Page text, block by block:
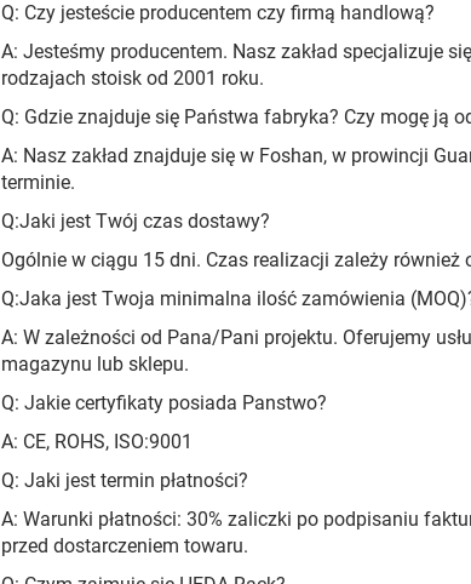
Q: Czy jesteście producentem czy firmą handlową?
A: Jesteśmy producentem. Nasz zakład specjalizuje
rodzajach stoisk od 2001 roku.
Q: Gdzie znajduje się Państwa fabryka? Czy mogę ją
A: Nasz zakład znajduje się w Foshan, w prowincji
terminie.
Q:Jaki jest Twój czas dostawy?
Ogólnie w ciągu 15 dni. Czas realizacji zależy również
Q:Jaka jest Twoja minimalna ilość zamówienia
A: W zależności od Pana/Pani projektu. Oferujemy
magazynu lub sklepu.
Q: Jakie certyfikaty posiada Panstwo?
A: CE, ROHS, ISO:9001
Q: Jaki jest termin płatności?
A: Warunki płatności: 30% zaliczki po podpisaniu
przed dostarczeniem towaru.